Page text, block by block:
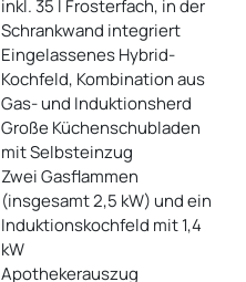
inkl. 35 l Frosterfach, in der
Schrankwand integriert
Eingelassenes Hybrid-
Kochfeld, Kombination aus
Gas- und Induktionsherd
Große Küchenschubladen
mit Selbsteinzug
Zwei Gasflammen
(insgesamt 2,5 kW) und ein
Induktionskochfeld mit 1,4
kW
Apothekerauszug